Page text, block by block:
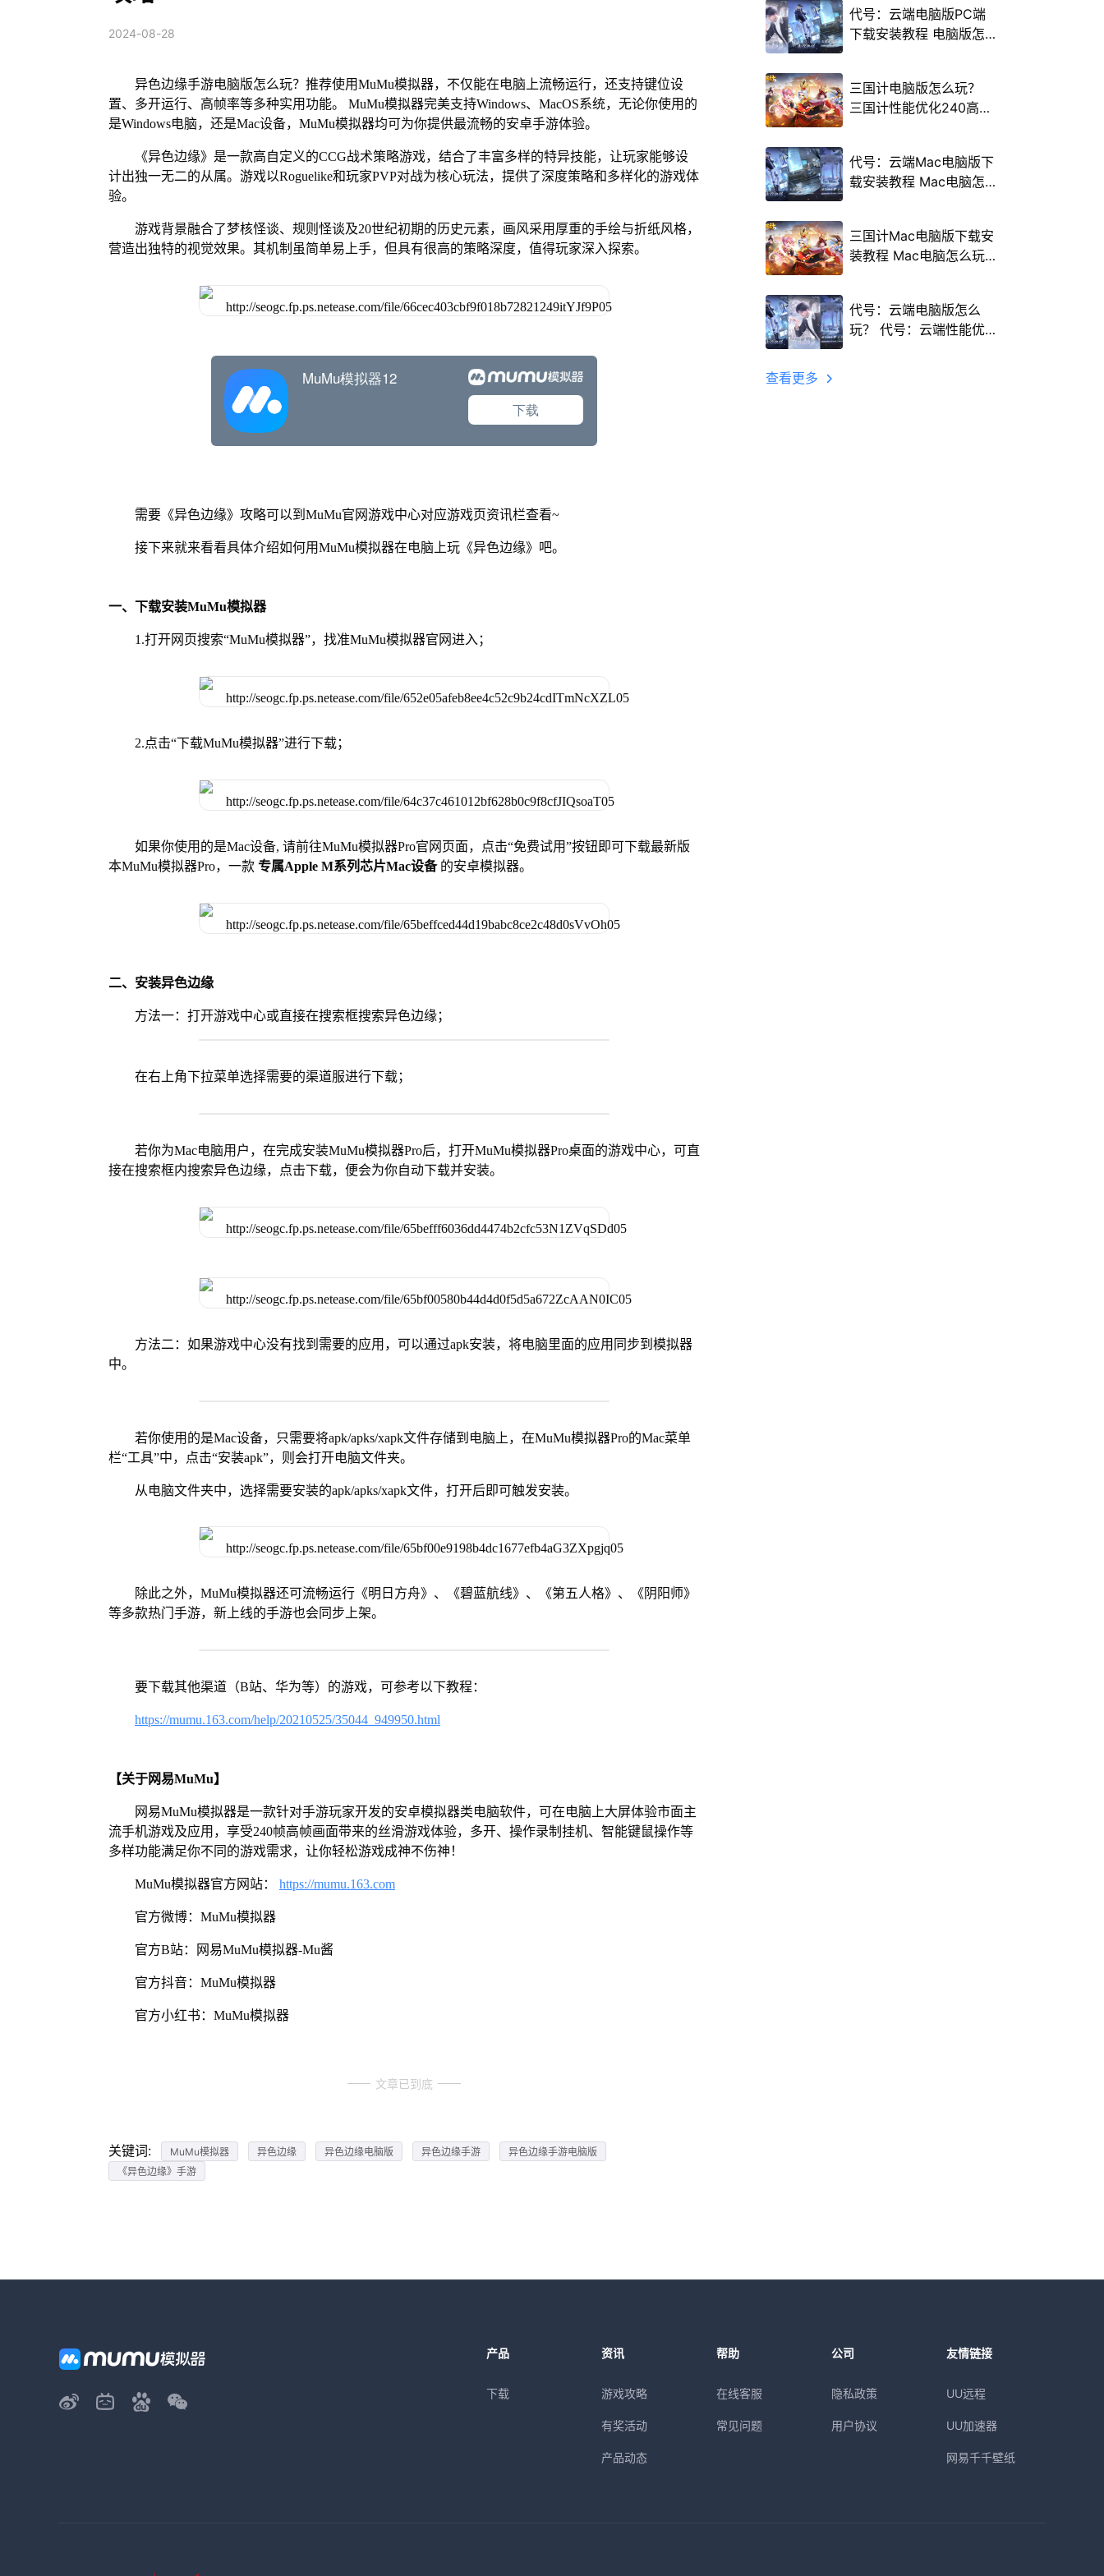
2024-08-28
异色边缘手游电脑版怎么玩？推荐使用MuMu模拟器，不仅能在电脑上流畅运行，还支持键位设
置、多开运行、高帧率等多种实用功能。 MuMu模拟器完美支持Windows、MacOS系统，无论你使用的
是Windows电脑，还是Mac设备，MuMu模拟器均可为你提供最流畅的安卓手游体验。
《异色边缘》是一款高自定义的CCG战术策略游戏，结合了丰富多样的特异技能，让玩家能够设
计出独一无二的从属。游戏以Roguelike和玩家PVP对战为核心玩法，提供了深度策略和多样化的游戏体
验。
游戏背景融合了梦核怪谈、规则怪谈及20世纪初期的历史元素，画风采用厚重的手绘与折纸风格，
营造出独特的视觉效果。其机制虽简单易上手，但具有很高的策略深度，值得玩家深入探索。
需要《异色边缘》攻略可以到MuMu官网游戏中心对应游戏页资讯栏查看~
接下来就来看看具体介绍如何用MuMu模拟器在电脑上玩《异色边缘》吧。
一、下载安装MuMu模拟器
1.打开网页搜索“MuMu模拟器”，找准MuMu模拟器官网进入；
2.点击“下载MuMu模拟器”进行下载；
如果你使用的是Mac设备, 请前往MuMu模拟器Pro官网页面，点击“免费试用”按钮即可下载最新版
本MuMu模拟器Pro，一款 专属Apple M系列芯片Mac设备 的安卓模拟器。
二、安装异色边缘
方法一：打开游戏中心或直接在搜索框搜索异色边缘；
在右上角下拉菜单选择需要的渠道服进行下载；
若你为Mac电脑用户，在完成安装MuMu模拟器Pro后，打开MuMu模拟器Pro桌面的游戏中心，可直
接在搜索框内搜索异色边缘，点击下载，便会为你自动下载并安装。
方法二：如果游戏中心没有找到需要的应用，可以通过apk安装，将电脑里面的应用同步到模拟器
中。
若你使用的是Mac设备，只需要将apk/apks/xapk文件存储到电脑上，在MuMu模拟器Pro的Mac菜单
栏“工具”中，点击“安装apk”，则会打开电脑文件夹。
从电脑文件夹中，选择需要安装的apk/apks/xapk文件，打开后即可触发安装。
除此之外，MuMu模拟器还可流畅运行《明日方舟》、《碧蓝航线》、《第五人格》、《阴阳师》
等多款热门手游，新上线的手游也会同步上架。
要下载其他渠道（B站、华为等）的游戏，可参考以下教程：
https://mumu.163.com/help/20210525/35044_949950.html
【关于网易MuMu】
网易MuMu模拟器是一款针对手游玩家开发的安卓模拟器类电脑软件，可在电脑上大屏体验市面主
流手机游戏及应用，享受240帧高帧画面带来的丝滑游戏体验，多开、操作录制挂机、智能键鼠操作等
多样功能满足你不同的游戏需求，让你轻松游戏成神不伤神！
MuMu模拟器官方网站： https://mumu.163.com
官方微博：MuMu模拟器
官方B站：网易MuMu模拟器-Mu酱
官方抖音：MuMu模拟器
官方小红书：MuMu模拟器
文章已到底
关键词: MuMu模拟器 异色边缘 异色边缘电脑版 异色边缘手游
异色边缘手游电脑版
《异色边缘》手游
代号：云端电脑版PC端
下载安装教程 电脑版怎
三国计电脑版怎么玩？
三国计性能优化240高帧
代号：云端Mac电脑版下
载安装教程 Mac电脑怎
三国计Mac电脑版下载安
装教程 Mac电脑怎么玩
代号：云端电脑版怎么
玩？ 代号：云端性能优
查看更多
产品
下载
资讯
游戏攻略
有奖活动
产品动态
帮助
在线客服
常见问题
公司
隐私政策
用户协议
友情链接
UU远程
UU加速器
网易千千壁纸